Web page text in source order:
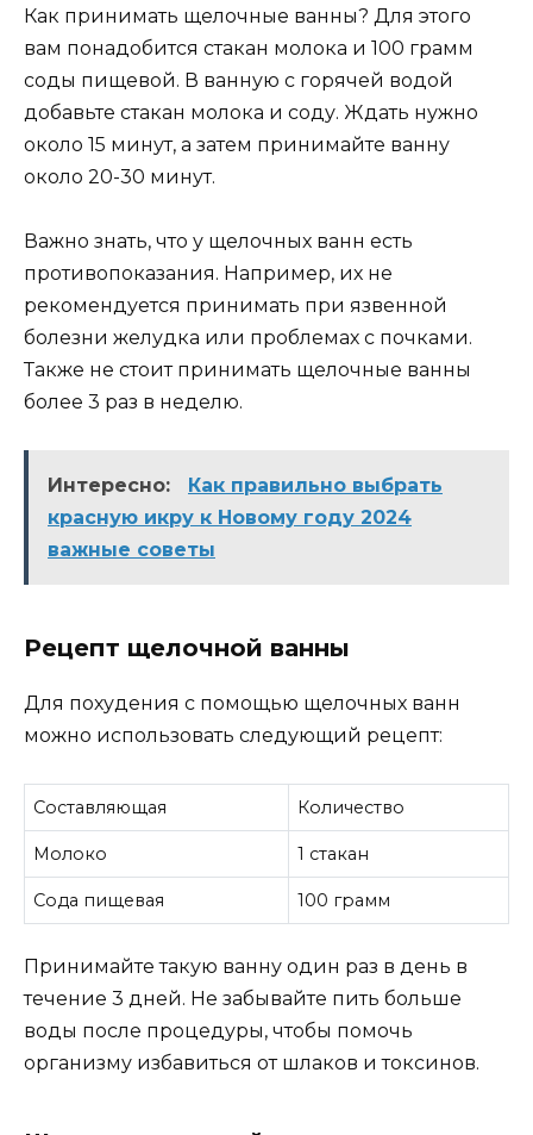
Как принимать щелочные ванны? Для этого
вам понадобится стакан молока и 100 грамм
соды пищевой. В ванную с горячей водой
добавьте стакан молока и соду. Ждать нужно
около 15 минут, а затем принимайте ванну
около 20-30 минут.
Важно знать, что у щелочных ванн есть
противопоказания. Например, их не
рекомендуется принимать при язвенной
болезни желудка или проблемах с почками.
Также не стоит принимать щелочные ванны
более 3 раз в неделю.
Интересно:
Как правильно выбрать
красную икру к Новому году 2024
важные советы
Рецепт щелочной ванны
Для похудения с помощью щелочных ванн
можно использовать следующий рецепт:
Составляющая Количество
Молоко 1 стакан
Сода пищевая 100 грамм
Принимайте такую ванну один раз в день в
течение 3 дней. Не забывайте пить больше
воды после процедуры, чтобы помочь
организму избавиться от шлаков и токсинов.